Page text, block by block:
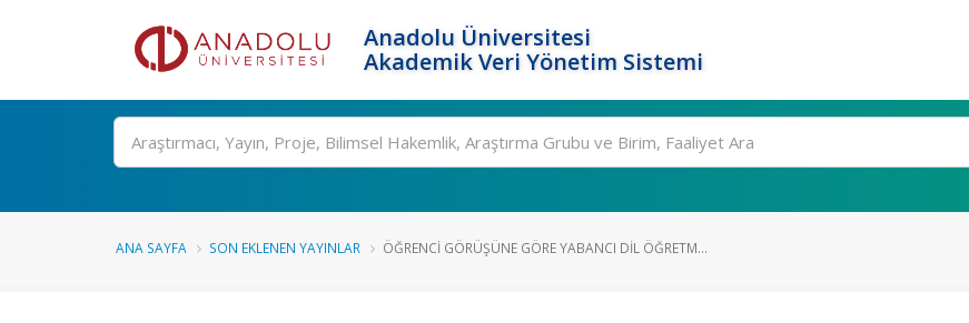
Anadolu Üniversitesi
Akademik Veri Yönetim Sistemi
Ara
ANA SAYFA SON EKLENEN YAYINLAR ÖĞRENCI GÖRÜŞÜNE GÖRE YABANCI DIL ÖĞRETM...